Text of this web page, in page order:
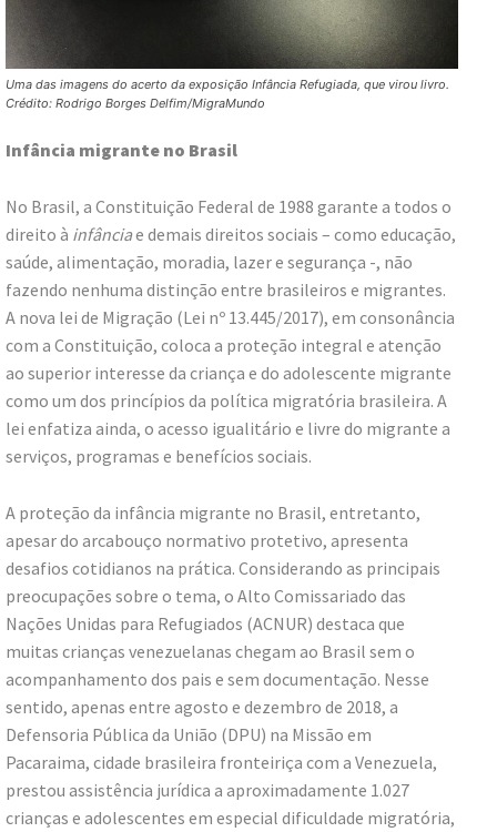
Uma das imagens do acerto da exposição Infância Refugiada, que virou livro.
Crédito: Rodrigo Borges Delfim/MigraMundo
Infância migrante no Brasil
No Brasil, a Constituição Federal de 1988 garante a todos o
direito à infânciae demais direitos sociais – como educação,
saúde, alimentação, moradia, lazer e segurança -, não
fazendo nenhuma distinção entre brasileiros e migrantes.
A nova lei de Migração (Lei nº 13.445/2017), em consonância
com a Constituição, coloca a proteção integral e atenção
ao superior interesse da criança e do adolescente migrante
como um dos princípios da política migratória brasileira. A
lei enfatiza ainda, o acesso igualitário e livre do migrante a
serviços, programas e benefícios sociais.
A proteção da infância migrante no Brasil, entretanto,
apesar do arcabouço normativo protetivo, apresenta
desafios cotidianos na prática. Considerando as principais
preocupações sobre o tema, o Alto Comissariado das
Nações Unidas para Refugiados (ACNUR) destaca que
muitas crianças venezuelanas chegam ao Brasil sem o
acompanhamento dos pais e sem documentação. Nesse
sentido, apenas entre agosto e dezembro de 2018, a
Defensoria Pública da União (DPU) na Missão em
Pacaraima, cidade brasileira fronteiriça com a Venezuela,
prestou assistência jurídica a aproximadamente 1.027
crianças e adolescentes em especial dificuldade migratória,